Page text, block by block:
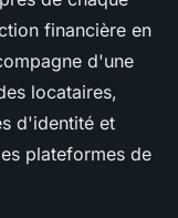
financière en
d'une
locataires,
d'identité et
plateformes de